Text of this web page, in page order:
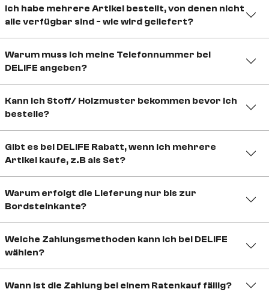
Ich habe mehrere Artikel bestellt, von denen nicht
alle verfügbar sind - wie wird geliefert?
Warum muss ich meine Telefonnummer bei
DELIFE angeben?
Kann ich Stoff/ Holzmuster bekommen bevor ich
bestelle?
Gibt es bei DELIFE Rabatt, wenn ich mehrere
Artikel kaufe, z.B als Set?
Warum erfolgt die Lieferung nur bis zur
Bordsteinkante?
Welche Zahlungsmethoden kann ich bei DELIFE
wählen?
Wann ist die Zahlung bei einem Ratenkauf fällig?